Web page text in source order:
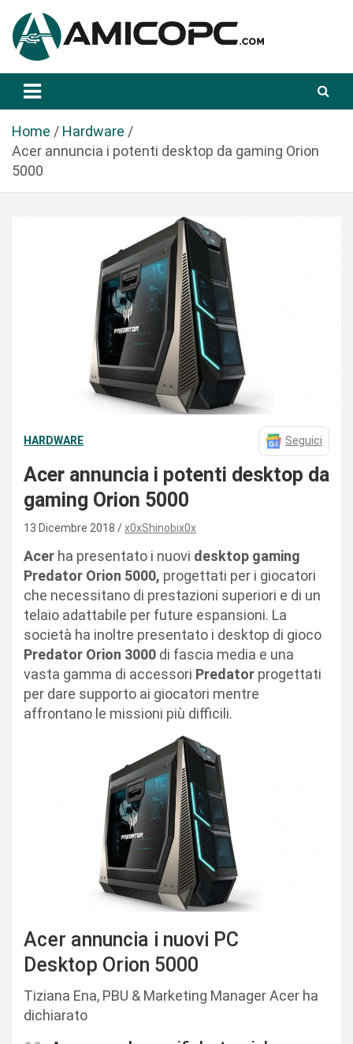
a
Amicopc.com
Home
Hardware
Acer annuncia i potenti desktop da gaming Orion
5000
HARDWARE Seguici
Acer annuncia i potenti desktop da
gaming Orion 5000
13 Dicembre 2018 x0xShinobix0x
Acer ha presentato i nuovi desktop gaming
Predator Orion 5000, progettati per i giocatori
che necessitano di prestazioni superiori e di un
telaio adattabile per future espansioni. La
società ha inoltre presentato i desktop di gioco
Predator Orion 3000 di fascia media e una
vasta gamma di accessori Predator progettati
per dare supporto ai giocatori mentre
affrontano le missioni più difficili.
Acer annuncia i nuovi PC
Desktop Orion 5000
Tiziana Ena, PBU & Marketing Manager Acer ha
dichiarato